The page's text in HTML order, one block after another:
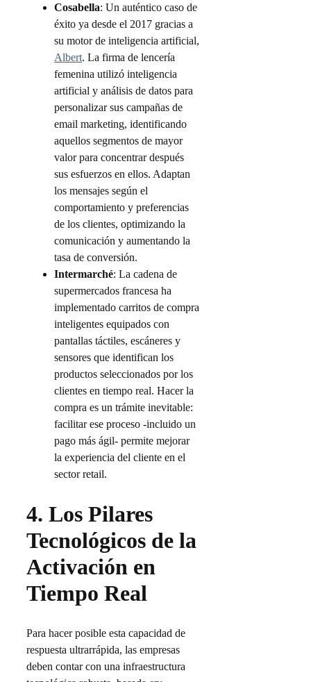
Cosabella: Un auténtico caso de
éxito ya desde el 2017 gracias a
su motor de inteligencia artificial,
Albert. La firma de lencería
femenina utilizó inteligencia
artificial y análisis de datos para
personalizar sus campañas de
email marketing, identificando
aquellos segmentos de mayor
valor para concentrar después
sus esfuerzos en ellos. Adaptan
los mensajes según el
comportamiento y preferencias
de los clientes, optimizando la
comunicación y aumentando la
tasa de conversión.
Intermarché: La cadena de
supermercados francesa ha
implementado carritos de compra
inteligentes equipados con
pantallas táctiles, escáneres y
sensores que identifican los
productos seleccionados por los
clientes en tiempo real. Hacer la
compra es un trámite inevitable:
facilitar ese proceso -incluido un
pago más ágil- permite mejorar
la experiencia del cliente en el
sector retail.
4. Los Pilares
Tecnológicos de la
Activación en
Tiempo Real
Para hacer posible esta capacidad de
respuesta ultrarrápida, las empresas
deben contar con una infraestructura